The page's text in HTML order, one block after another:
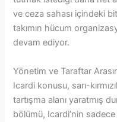
ve ceza sahası içindeki
takımın hücum
devam ediyor.
Yönetim ve Taraftar
Icardi konusu, sarı-
tartışma alanı yaratmış
bölümü, Icardi’nin